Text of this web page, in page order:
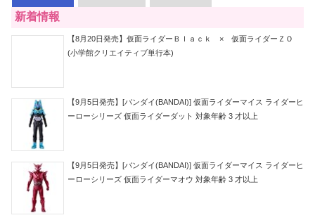
新着情報
【8月20日発売】仮面ライダーＢｌａｃｋ × 仮面ライダーＺＯ
(小学館クリエイティブ単行本)
【9月5日発売】[バンダイ(BANDAI)] 仮面ライダーマイス ライダーヒ
ーローシリーズ 仮面ライダーダット 対象年齢 3 才以上
【9月5日発売】[バンダイ(BANDAI)] 仮面ライダーマイス ライダーヒ
ーローシリーズ 仮面ライダーマオウ 対象年齢 3 才以上